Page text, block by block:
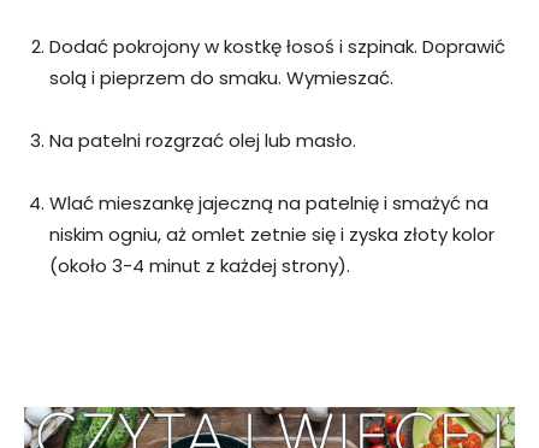
Dodać pokrojony w kostkę łosoś i szpinak. Doprawić
solą i pieprzem do smaku. Wymieszać.
Na patelni rozgrzać olej lub masło.
Wlać mieszankę jajeczną na patelnię i smażyć na
niskim ogniu, aż omlet zetnie się i zyska złoty kolor
(około 3-4 minut z każdej strony).